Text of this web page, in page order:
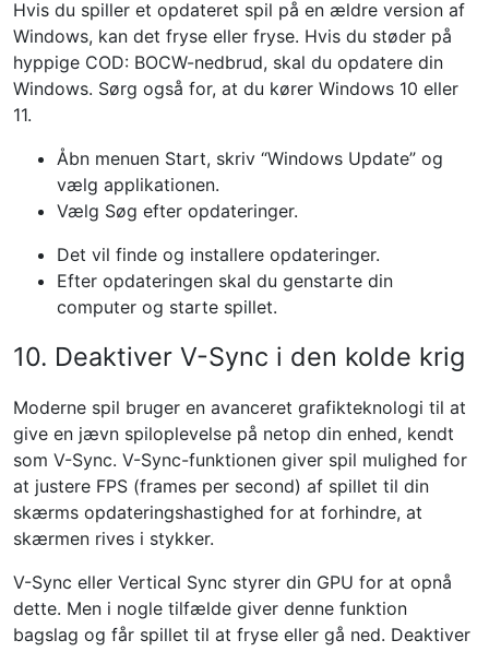
Hvis du spiller et opdateret spil på en ældre version af
Windows, kan det fryse eller fryse. Hvis du støder på
hyppige COD: BOCW-nedbrud, skal du opdatere din
Windows. Sørg også for, at du kører Windows 10 eller
11.
Åbn menuen Start, skriv “Windows Update” og
vælg applikationen.
Vælg Søg efter opdateringer.
Det vil finde og installere opdateringer.
Efter opdateringen skal du genstarte din
computer og starte spillet.
10. Deaktiver V-Sync i den kolde krig
Moderne spil bruger en avanceret grafikteknologi til at
give en jævn spiloplevelse på netop din enhed, kendt
som V-Sync. V-Sync-funktionen giver spil mulighed for
at justere FPS (frames per second) af spillet til din
skærms opdateringshastighed for at forhindre, at
skærmen rives i stykker.
V-Sync eller Vertical Sync styrer din GPU for at opnå
dette. Men i nogle tilfælde giver denne funktion
bagslag og får spillet til at fryse eller gå ned. Deaktiver